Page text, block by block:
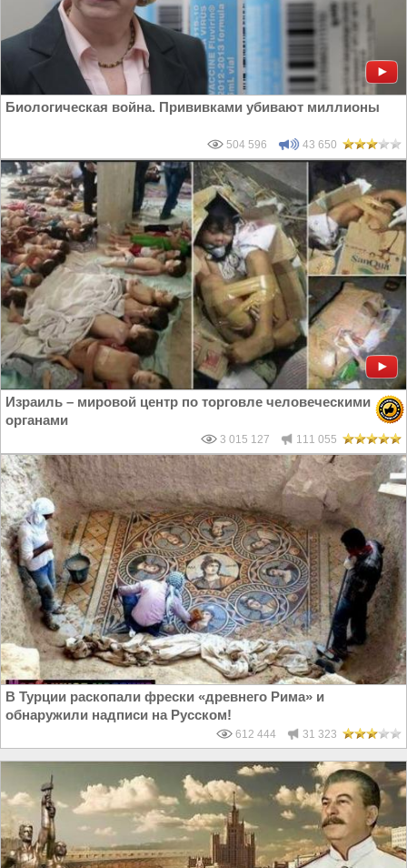
Биологическая война. Прививками убивают миллионы
504 596 43 650
Израиль – мировой центр по торговле человеческими
органами
3 015 127 111 055
В Турции раскопали фрески «древнего Рима» и
обнаружили надписи на Русском!
612 444 31 323